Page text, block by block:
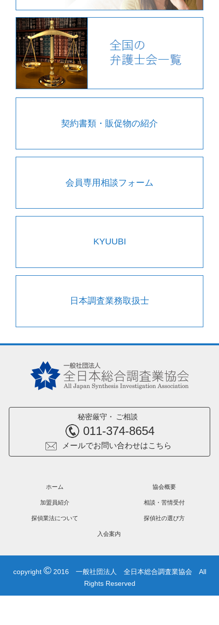
契約書類・販促物の紹介
会員専用相談フォーム
KYUUBI
日本調査業務取扱士
秘密厳守 ご相談
011-374-8654
メールでお問い合わせはこちら
ホーム 協会概要
加盟員紹介 相談・苦情受付
探偵業法について 探偵社の選び方
入会案内
copyright ©2016 一般社団法人 全日本総合調査業協会 All
Rights Reserved